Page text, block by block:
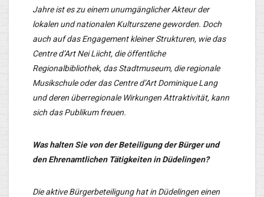
Jahre ist es zu einem unumgänglicher Akteur der
lokalen und nationalen Kulturszene geworden. Doch
auch auf das Engagement kleiner Strukturen, wie das
Centre d’Art Nei Liicht, die öffentliche
Regionalbibliothek, das Stadtmuseum, die regionale
Musikschule oder das Centre d’Art Dominique Lang
und deren überregionale Wirkungen Attraktivität, kann
sich das Publikum freuen.
Was halten Sie von der Beteiligung der Bürger und
den Ehrenamtlichen Tätigkeiten in Düdelingen?
Die aktive Bürgerbeteiligung hat in Düdelingen einen